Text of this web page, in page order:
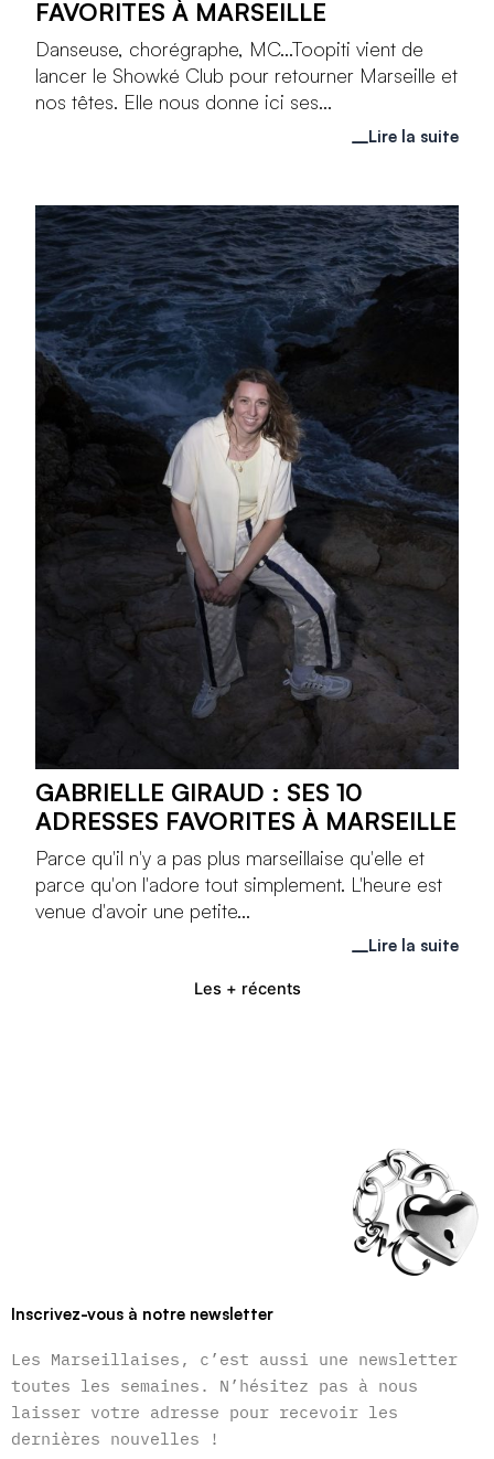
Les + récents
FAVORITES À MARSEILLE
Danseuse, chorégraphe, MC...Toopiti vient de
lancer le Showké Club pour retourner Marseille et
nos têtes. Elle nous donne ici ses...
Lire la suite
GABRIELLE GIRAUD : SES 10
ADRESSES FAVORITES À MARSEILLE
Parce qu'il n'y a pas plus marseillaise qu'elle et
parce qu'on l'adore tout simplement. L'heure est
venue d'avoir une petite...
Lire la suite
Inscrivez-vous à notre newsletter
Les Marseillaises, c’est aussi une newsletter
toutes les semaines. N’hésitez pas à nous
laisser votre adresse pour recevoir les
dernières nouvelles !